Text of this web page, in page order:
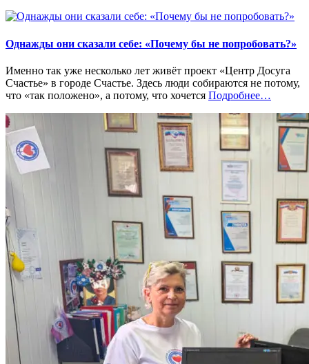
Однажды они сказали себе: «Почему бы не попробовать?»
Именно так уже несколько лет живёт проект «Центр Досуга
Счастье» в городе Счастье. Здесь люди собираются не потому,
что «так положено», а потому, что хочется Подробнее«%s»
…